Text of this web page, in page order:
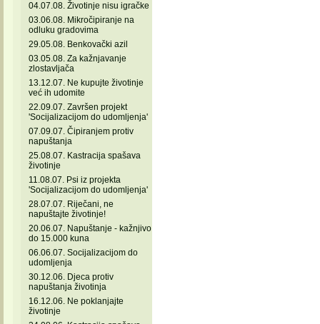
04.07.08. Životinje nisu igračke
03.06.08. Mikročipiranje na
odluku gradovima
29.05.08. Benkovački azil
03.05.08. Za kažnjavanje
zlostavljača
13.12.07. Ne kupujte životinje
već ih udomite
22.09.07. Završen projekt
'Socijalizacijom do udomljenja'
07.09.07. Čipiranjem protiv
napuštanja
25.08.07. Kastracija spašava
životinje
11.08.07. Psi iz projekta
'Socijalizacijom do udomljenja'
28.07.07. Riječani, ne
napuštajte životinje!
20.06.07. Napuštanje - kažnjivo
do 15.000 kuna
06.06.07. Socijalizacijom do
udomljenja
30.12.06. Djeca protiv
napuštanja životinja
16.12.06. Ne poklanjajte
životinje